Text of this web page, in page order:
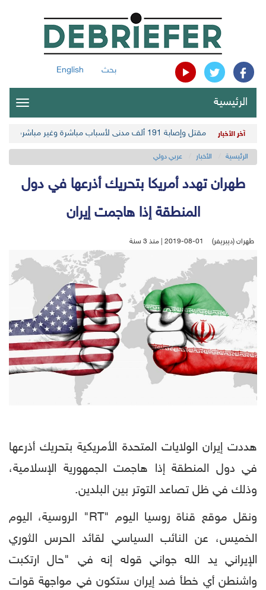
بحث English
الرئيسية
آخر الأخبار مقتل وإصابة 191 ألف مدني لأسباب مباشرة وغير مباشرة في أحدث حصيلة حوثية
الرئيسية الأخبار عربي دولي
طهران تهدد أمريكا بتحريك أذرعها في دول
المنطقة إذا هاجمت إيران
طهران (ديبريفر) 2019-08-01 | منذ 3 سنة
هددت إيران الولايات المتحدة الأمريكية بتحريك أذرعها
في دول المنطقة إذا هاجمت الجمهورية الإسلامية،
وذلك في ظل تصاعد التوتر بين البلدين.
ونقل موقع قناة روسيا اليوم "RT" الروسية، اليوم
الخميس، عن النائب السياسي لقائد الحرس الثوري
الإيراني يد الله جواني قوله إنه في "حال ارتكبت
واشنطن أي خطأ ضد إيران ستكون في مواجهة قوات